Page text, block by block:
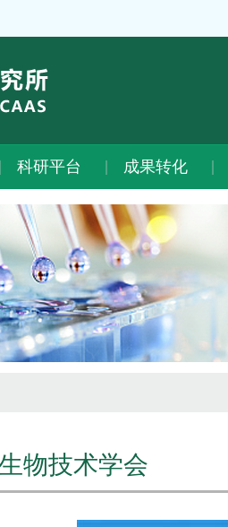
科研平台 成果转化
物技术学会